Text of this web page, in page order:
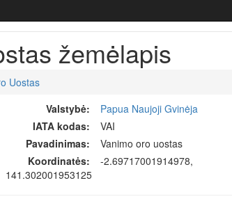
žemėlapis
Uostas
Valstybė:
Papua Naujoji Gvinėja
IATA kodas:
VAI
Pavadinimas:
Vanimo oro uostas
Koordinatės:
-2.69717001914978,
141.302001953125